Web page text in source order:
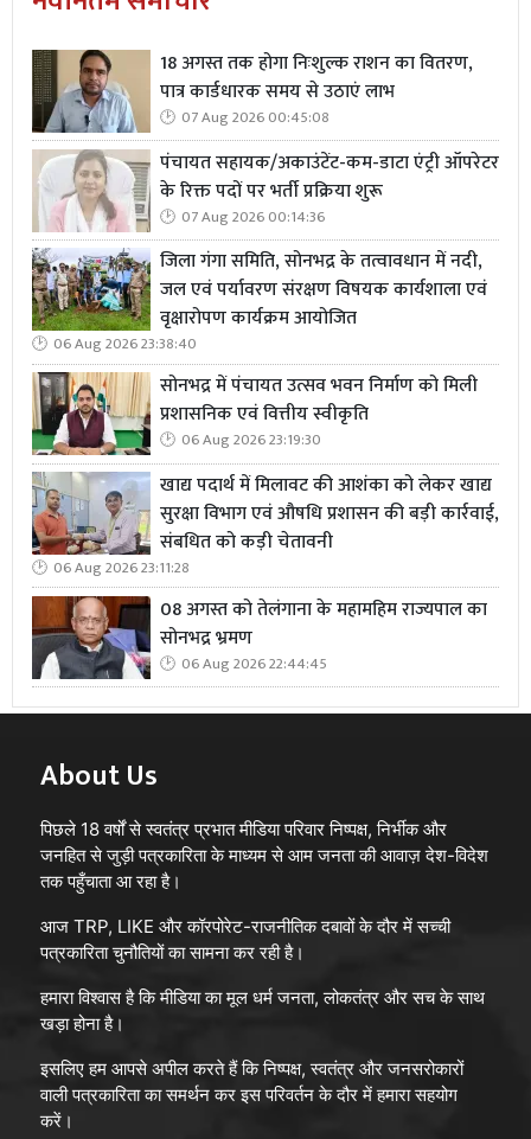
18 अगस्त तक होगा निःशुल्क राशन का वितरण,
पात्र कार्डधारक समय से उठाएं लाभ
07 Aug 2026 00:45:08
पंचायत सहायक/अकाउंटेंट-कम-डाटा एंट्री ऑपरेटर
के रिक्त पदों पर भर्ती प्रक्रिया शुरू
07 Aug 2026 00:14:36
जिला गंगा समिति, सोनभद्र के तत्वावधान में नदी,
जल एवं पर्यावरण संरक्षण विषयक कार्यशाला एवं
वृक्षारोपण कार्यक्रम आयोजित
06 Aug 2026 23:38:40
सोनभद्र में पंचायत उत्सव भवन निर्माण को मिली
प्रशासनिक एवं वित्तीय स्वीकृति
06 Aug 2026 23:19:30
खाद्य पदार्थ में मिलावट की आशंका को लेकर खाद्य
सुरक्षा विभाग एवं औषधि प्रशासन की बड़ी कार्रवाई,
संबधित को कड़ी चेतावनी
06 Aug 2026 23:11:28
08 अगस्त को तेलंगाना के महामहिम राज्यपाल का
सोनभद्र भ्रमण
06 Aug 2026 22:44:45
About Us
पिछले 18 वर्षों से स्वतंत्र प्रभात मीडिया परिवार निष्पक्ष, निर्भीक और
जनहित से जुड़ी पत्रकारिता के माध्यम से आम जनता की आवाज़ देश-विदेश
तक पहुँचाता आ रहा है।
आज TRP, LIKE और कॉरपोरेट-राजनीतिक दबावों के दौर में सच्ची
पत्रकारिता चुनौतियों का सामना कर रही है।
हमारा विश्वास है कि मीडिया का मूल धर्म जनता, लोकतंत्र और सच के साथ
खड़ा होना है।
इसलिए हम आपसे अपील करते हैं कि निष्पक्ष, स्वतंत्र और जनसरोकारों
वाली पत्रकारिता का समर्थन कर इस परिवर्तन के दौर में हमारा सहयोग
करें।